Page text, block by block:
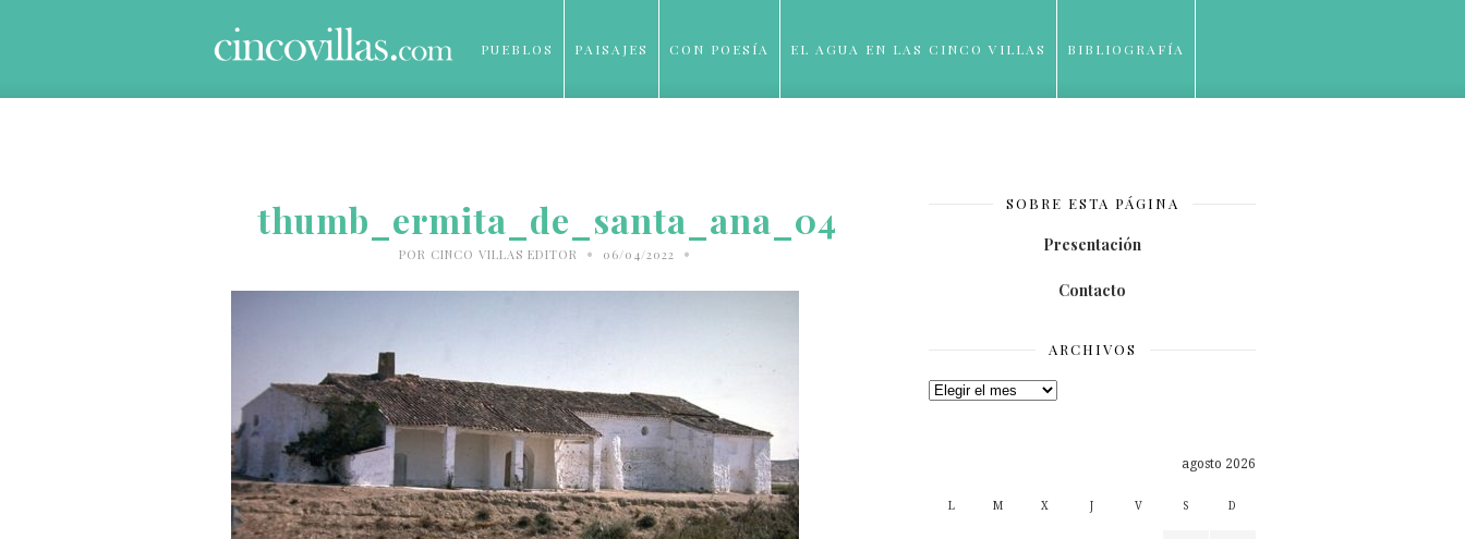
PUEBLOS PAISAJES CON POESÍA EL AGUA EN LAS CINCO VILLAS BIBLIOGRAFÍA
thumb_ermita_de_santa_ana_04
POR CINCO VILLAS EDITOR • 06/04/2022 •
SOBRE ESTA PÁGINA
Presentación
Contacto
ARCHIVOS
Archivos
agosto 2026
L M X J V S D